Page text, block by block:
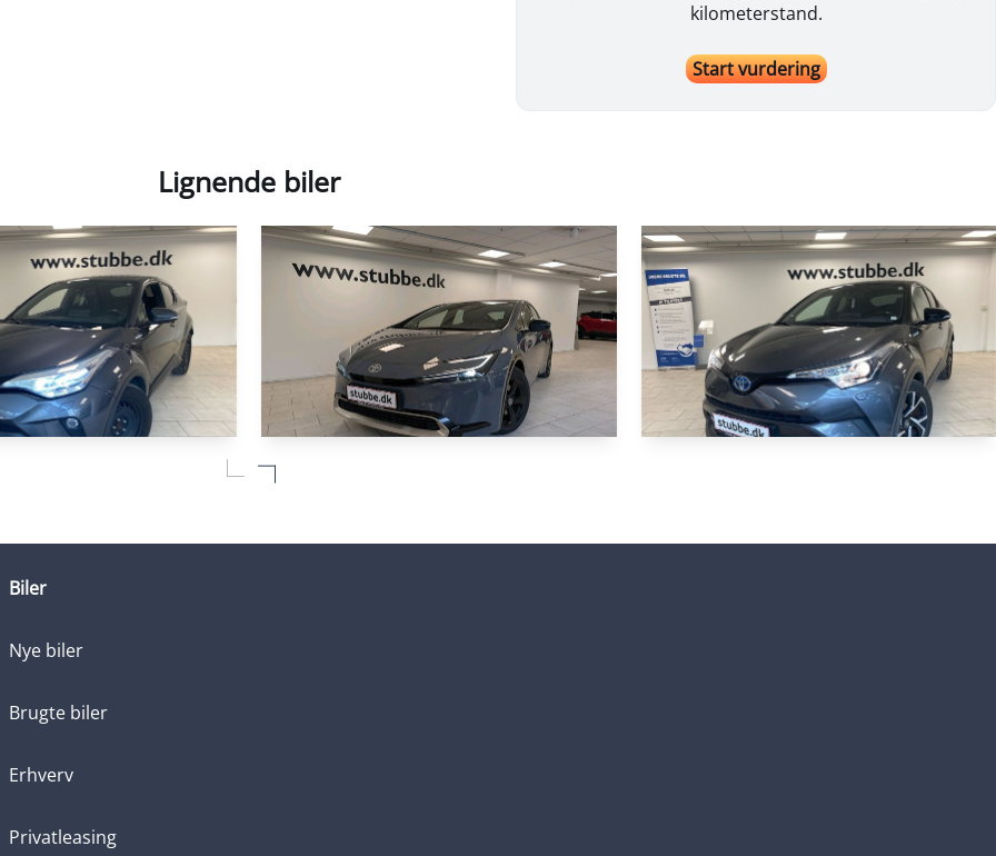
kilometerstand.
Start vurdering
Lignende biler
/ EL)
Biler
Nye biler
Brugte biler
Erhverv
Privatleasing